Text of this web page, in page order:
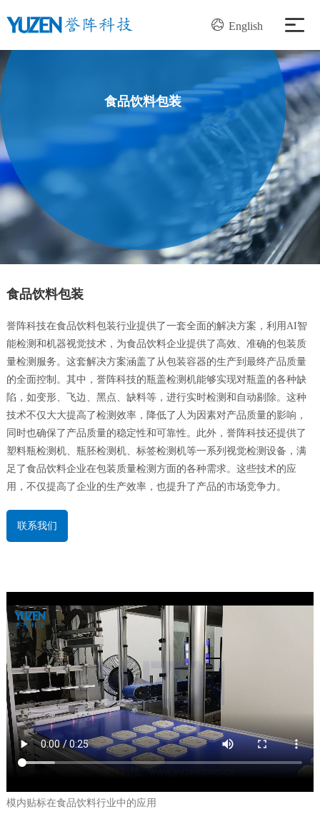
English
新闻资讯
关于我们
加入我们
食品饮料包装
食品饮料包装
誉阵科技在食品饮料包装行业提供了一套全面的解决方案，利用AI智
能检测和机器视觉技术，为食品饮料企业提供了高效、准确的包装质
量检测服务。这套解决方案涵盖了从包装容器的生产到最终产品质量
的全面控制。其中，誉阵科技的瓶盖检测机能够实现对瓶盖的各种缺
陷，如变形、飞边、黑点、缺料等，进行实时检测和自动剔除。这种
技术不仅大大提高了检测效率，降低了人为因素对产品质量的影响，
同时也确保了产品质量的稳定性和可靠性。此外，誉阵科技还提供了
塑料瓶检测机、瓶胚检测机、标签检测机等一系列视觉检测设备，满
足了食品饮料企业在包装质量检测方面的各种需求。这些技术的应
用，不仅提高了企业的生产效率，也提升了产品的市场竞争力。
联系我们
模内贴标在食品饮料行业中的应用